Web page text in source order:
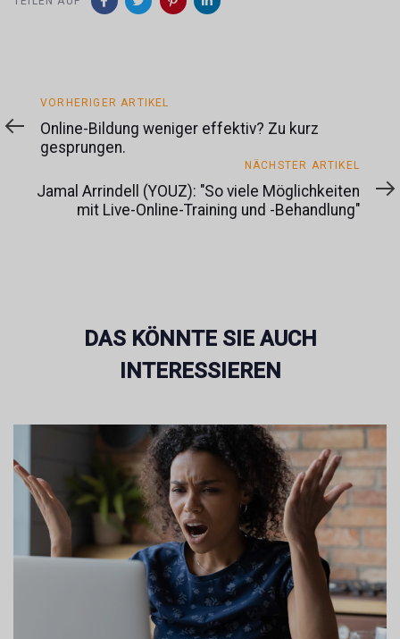
Vorheriger
Artikel
VORHERIGER ARTIKEL
Online-Bildung weniger effektiv? Zu kurz
gesprungen.
Artikel
NÄCHSTER ARTIKEL
Jamal Arrindell (YOUZ): "So viele Möglichkeiten
mit Live-Online-Training und -Behandlung"
DAS KÖNNTE SIE AUCH
INTERESSIEREN